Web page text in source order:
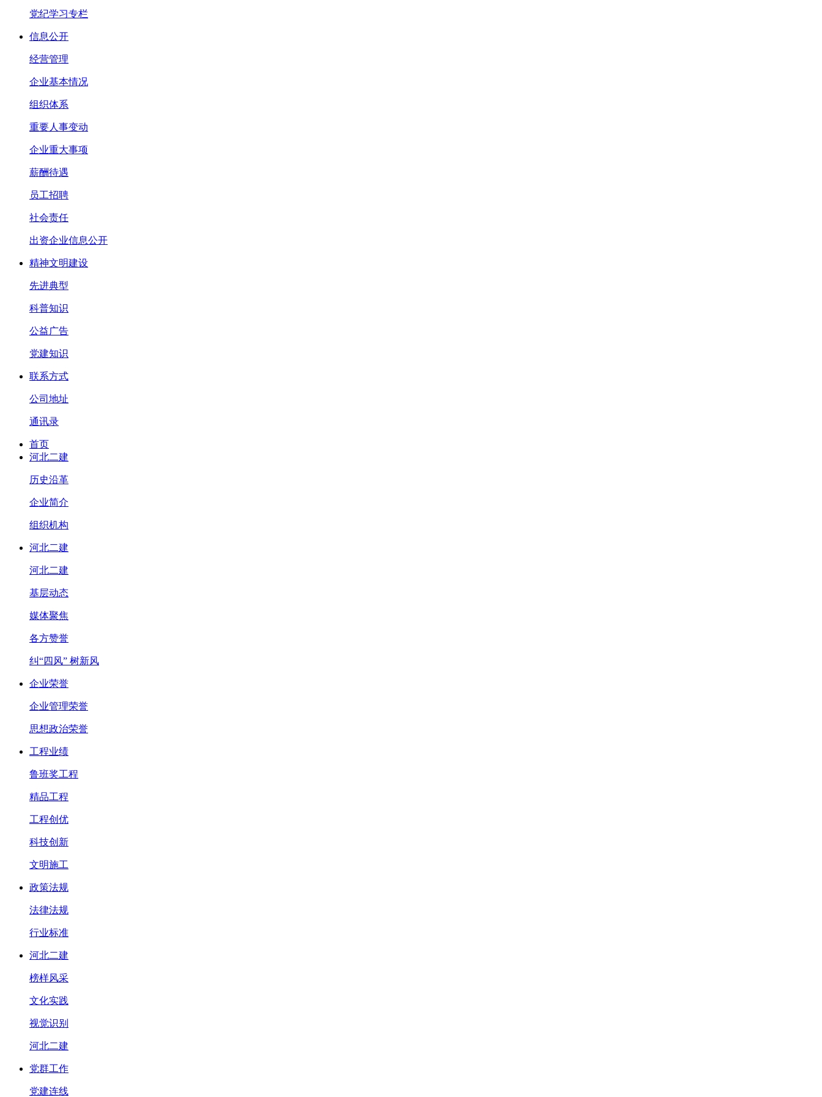
党纪学习专栏
信息公开
经营管理
企业基本情况
组织体系
重要人事变动
企业重大事项
薪酬待遇
员工招聘
社会责任
出资企业信息公开
精神文明建设
先进典型
科普知识
公益广告
党建知识
联系方式
公司地址
通讯录
首页
河北二建
历史沿革
企业简介
组织机构
河北二建
河北二建
基层动态
媒体聚焦
各方赞誉
纠“四风” 树新风
企业荣誉
企业管理荣誉
思想政治荣誉
工程业绩
鲁班奖工程
精品工程
工程创优
科技创新
文明施工
政策法规
法律法规
行业标准
河北二建
榜样风采
文化实践
视觉识别
河北二建
党群工作
党建连线